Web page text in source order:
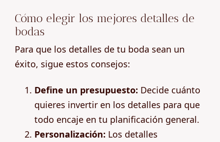
Cómo elegir los mejores detalles de
bodas
Para que los detalles de tu boda sean un
éxito, sigue estos consejos:
Define un presupuesto: Decide cuánto
quieres invertir en los detalles para que
todo encaje en tu planificación general.
Personalización: Los detalles